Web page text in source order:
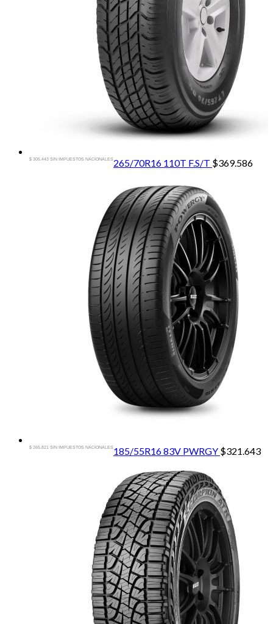
265/70R16 110T F.S/T $369.586
$ 305.443 SIN IMPUESTOS NACIONALES
185/55R16 83V PWRGY $321.643
$ 265.821 SIN IMPUESTOS NACIONALES